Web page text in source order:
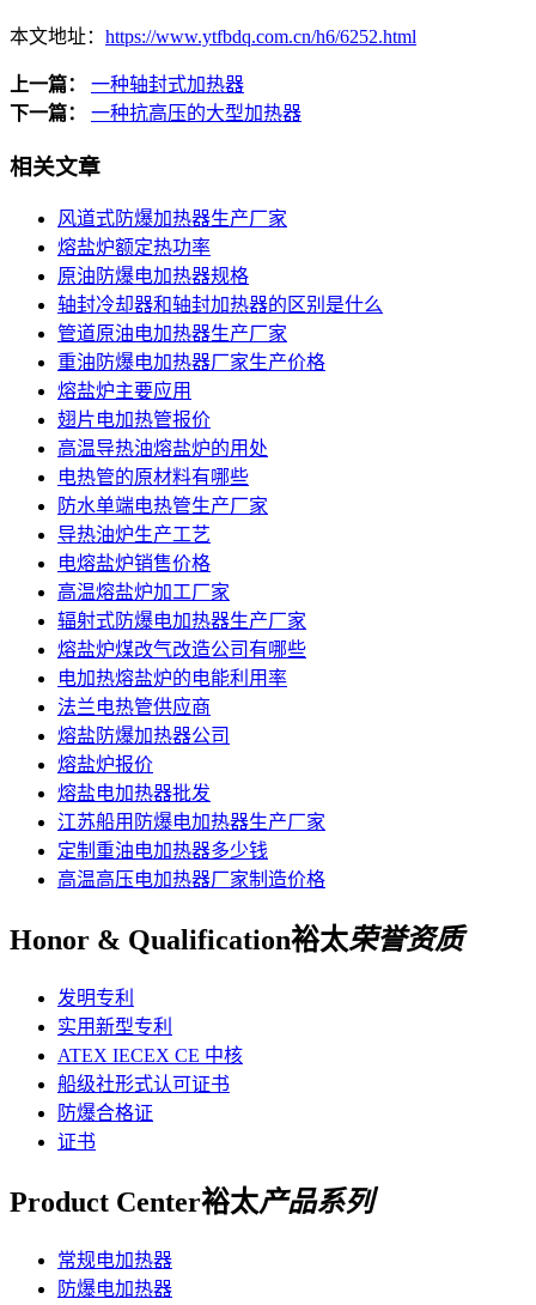
本文地址： https://www.ytfbdq.com.cn/h6/6252.html
上一篇：
一种轴封式加热器
下一篇：
一种抗高压的大型加热器
相关文章
风道式防爆加热器生产厂家
熔盐炉额定热功率
原油防爆电加热器规格
轴封冷却器和轴封加热器的区别是什么
管道原油电加热器生产厂家
重油防爆电加热器厂家生产价格
熔盐炉主要应用
翅片电加热管报价
高温导热油熔盐炉的用处
电热管的原材料有哪些
防水单端电热管生产厂家
导热油炉生产工艺
电熔盐炉销售价格
高温熔盐炉加工厂家
辐射式防爆电加热器生产厂家
熔盐炉煤改气改造公司有哪些
电加热熔盐炉的电能利用率
法兰电热管供应商
熔盐防爆加热器公司
熔盐炉报价
熔盐电加热器批发
江苏船用防爆电加热器生产厂家
定制重油电加热器多少钱
高温高压电加热器厂家制造价格
Honor & Qualification裕太荣誉资质
发明专利
实用新型专利
ATEX IECEX CE 中核
船级社形式认可证书
防爆合格证
证书
Product Center裕太产品系列
常规电加热器
防爆电加热器